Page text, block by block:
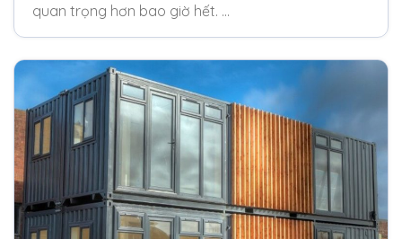
quan trọng hơn bao giờ hết. …